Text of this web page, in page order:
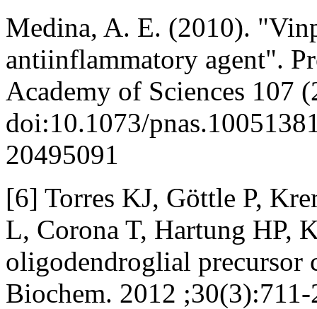
Medina, A. E. (2010).
antiinflammatory agent".
Academy of Sciences 107
doi:10.1073/
20495091
[6] Torres KJ, Göttle P,
L, Corona T, Hartung HP,
oligodendroglial
Biochem. 2012 ;30(3):711-